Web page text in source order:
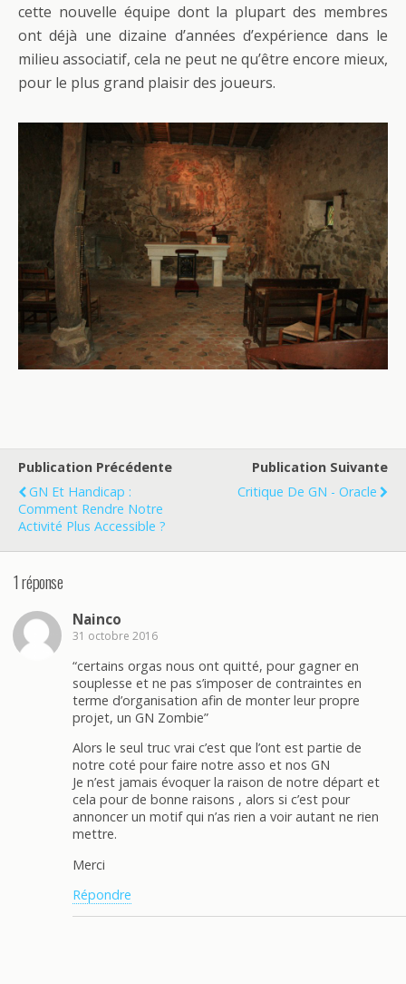
cette nouvelle équipe dont la plupart des membres
ont déjà une dizaine d’années d’expérience dans le
milieu associatif, cela ne peut ne qu’être encore mieux,
pour le plus grand plaisir des joueurs.
Publication Précédente
GN Et Handicap :
Comment Rendre Notre
Activité Plus Accessible ?
Publication Suivante
Critique De GN - Oracle
1 réponse
Nainco
31 octobre 2016
“certains orgas nous ont quitté, pour gagner en
souplesse et ne pas s’imposer de contraintes en
terme d’organisation afin de monter leur propre
projet, un GN Zombie”
Alors le seul truc vrai c’est que l’ont est partie de
notre coté pour faire notre asso et nos GN
Je n’est jamais évoquer la raison de notre départ et
cela pour de bonne raisons , alors si c’est pour
annoncer un motif qui n’as rien a voir autant ne rien
mettre.
Merci
Répondre